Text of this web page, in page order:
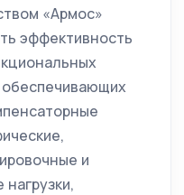
«Армос»
эффективность
обеспечивающих
и